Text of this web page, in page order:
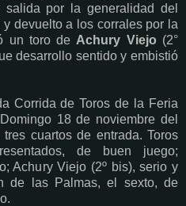
salida por la generalidad del
devuelto a los corrales por la
un toro de Achury Viejo (2°
desarrollo sentido y embistió
Corrida de Toros de la Feria
18 de noviembre del
cuartos de entrada. Toros
de buen juego;
Achury Viejo (2º bis), serio y
de las Palmas, el sexto, de